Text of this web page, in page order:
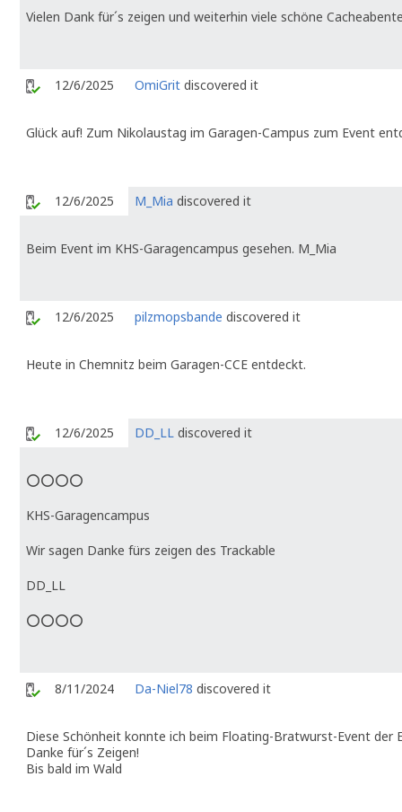
Vielen Dank für´s zeigen und weiterhin viele schöne
12/6/2025 OmiGrit discovered it
Glück auf! Zum Nikolaustag im Garagen-Campus zum Event
12/6/2025 M_Mia discovered it
Beim Event im KHS-Garagencampus gesehen. M_Mia
12/6/2025 pilzmopsbande discovered it
Heute in Chemnitz beim Garagen-CCE entdeckt.
12/6/2025 DD_LL discovered it
⭕⭕⭕⭕
KHS-Garagencampus
Wir sagen Danke fürs zeigen des Trackable
DD_LL
⭕⭕⭕⭕
8/11/2024 Da-Niel78 discovered it
Diese Schönheit konnte ich beim Floating-Bratwurst-Event der
Danke für´s Zeigen!
Bis bald im Wald